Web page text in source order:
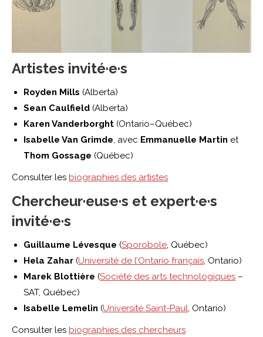
Artistes invité·e·s
Royden Mills (Alberta)
Sean Caulfield (Alberta)
Karen Vanderborght (Ontario–Québec)
Isabelle Van Grimde, avec Emmanuelle Martin et
Thom Gossage (Québec)
Consulter les biographies des artistes
Chercheur·euse·s et expert·e·s
invité·e·s
Guillaume Lévesque (Sporobole, Québec)
Hela Zahar (Université de l’Ontario français, Ontario)
Marek Blottière (Société des arts technologiques –
SAT, Québec)
Isabelle Lemelin (Université Saint-Paul, Ontario)
Consulter les biographies des chercheurs